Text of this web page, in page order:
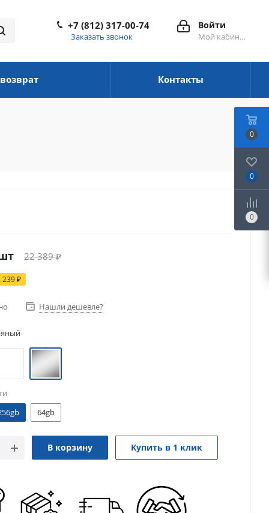
Войти
Мой кабинет
+7 (812) 317-00-74
Заказать звонок
Контакты
22 389₽
239₽
Нашли дешевле?
64gb
В корзину Купить в 1 клик
0
0
0